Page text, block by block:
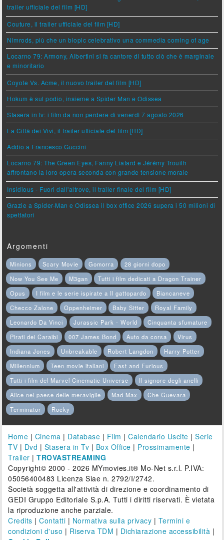
trailer ufficiale del film [HD]
Couture, il trailer ufficiale del film [HD]
Nimrods, più che un biopic celebrativo una commedia coming of age
Locarno 79: Armony, Albertini si fa cantore di tutto ciò che è marginale
e minoritario
Coyote Vs. Acme, il nuovo trailer del film [HD]
Hokum è sul podio, insieme a Spider Man e Odissea
Stasera in tv: i film da non perdere di venerdì 7 agosto 2026
La Città dei Vivi, il trailer ufficiale del film [HD]
Addio a Francesco Guccini
Locarno 79: The Green Eyes, Fanny Liatard e Jérémy Trouilh
affrontano la loro opera seconda con grande tensione morale
Insidious - Fuori dall'altrove, il trailer finale del film [HD]
Grazie a Spider-Man e Odissea il box office 2026 supera i 50 milioni di
spettatori
Argomenti
Minions Scary Movie Gomorra
28 giorni dopo
Now You See Me
M3gan
Tutti i film dedicati a Dragon Trainer
Opus
I film e le serie ispirate a Il gattopardo
Biancaneve
Checco Zalone
Oppenheimer Baby Sitter
Royal Family
Leonardo Da Vinci
Jurassic Park - World
Cinquanta sfumature
Pirati dei Caraibi
007 James Bond Auto da corsa
Virus
Indiana Jones
Unbreakable Robert Langdon
Harry Potter
Millennium
Teen movie italiani
Fast and Furious
Tutti i film del Marvel Cinematic Universe
Il signore degli anelli
Alice nel paese delle meraviglie
Mad Max
Che Guevara
Terminator
Rocky
Home | Cinema | Database | Film |Calendario Uscite |Serie
TV | Dvd | Stasera in Tv | Box Office | Prossimamente |
Trailer |TROVASTREAMING
Copyright© 2000 - 2026 MYmovies.it® Mo-Net s.r.l. P.IVA:
05056400483 Licenza Siae n. 2792/I/2742.
Società soggetta all'attività di direzione e coordinamento di
GEDI Gruppo Editoriale S.p.A. Tutti i diritti riservati. È vietata
la riproduzione anche parziale.
Credits |Contatti | Normativa sulla privacy | Termini e
condizioni d'uso | Riserva TDM | Dichiarazione accessibilità |